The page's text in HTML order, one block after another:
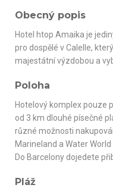
Obecný popis
Hotel htop Amaika je
pro dospělé v Calelle,
majestátní výzdobou a
Poloha
Hotelový komplex pouze
od 3 km dlouhé písečné
různé možnosti
Marineland a Water
Do Barcelony dojedete
Pláž